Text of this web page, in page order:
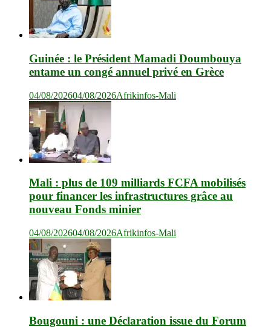
Guinée : le Président Mamadi Doumbouya
entame un congé annuel privé en Grèce
04/08/202604/08/2026Afrikinfos-Mali
Mali : plus de 109 milliards FCFA mobilisés
pour financer les infrastructures grâce au
nouveau Fonds minier
04/08/202604/08/2026Afrikinfos-Mali
Bougouni : une Déclaration issue du Forum